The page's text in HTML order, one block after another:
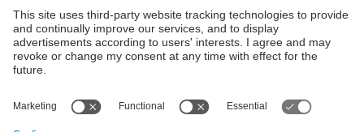
Except where otherwise noted, content on this work is
licensed under a Creative Commons license:Attribution-
NonCommercial-NoDerivs 3.0 Spain